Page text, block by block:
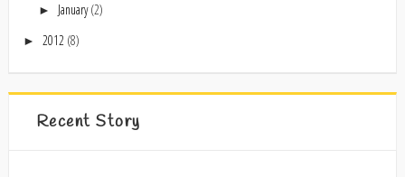
► January(2)
► 2012 (8)
Recent Story